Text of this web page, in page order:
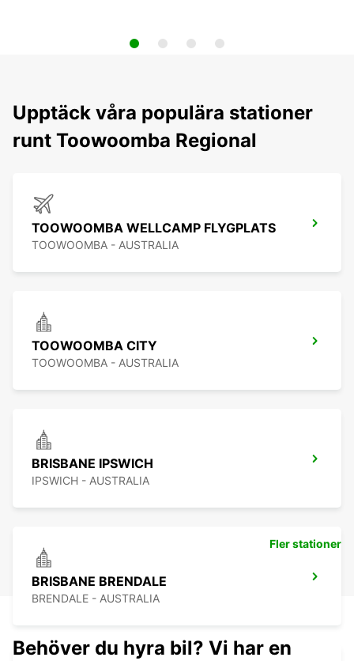
Upptäck våra populära stationer
runt Toowoomba Regional
TOOWOOMBA WELLCAMP FLYGPLATS
TOOWOOMBA - AUSTRALIA
TOOWOOMBA CITY
TOOWOOMBA - AUSTRALIA
BRISBANE IPSWICH
IPSWICH - AUSTRALIA
BRISBANE BRENDALE
BRENDALE - AUSTRALIA
Fler stationer
Behöver du hyra bil? Vi har en